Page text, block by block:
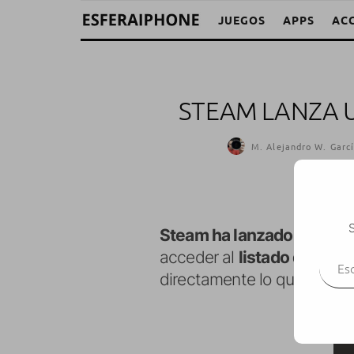
JUEGOS APPS
STEAM LANZA
M. Alejandro W.
Steam ha lanzado una
acceder al listado de
directamente lo que